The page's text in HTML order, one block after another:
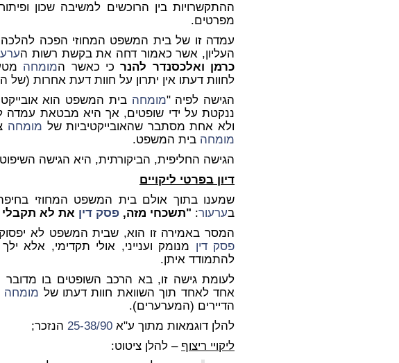
ההתקשרויות בין הרוכשים למשיבה שכון
מפרטים.
עמדה זו של בית המשפט המחוזי הפכה
העליון, אשר כאמור דחה את בקשת רשות ה
כרמן ואלכסנדר להנרכי כאשר המומחה
לחוות דעתו אין יתרון על חוות דעת אחרות (של
הגישה לפיה "מומחה בית המשפט הוא
ננקטת על ידי שופטים, אך היא מבטאת עמדה
ולא אחת מסתבר שהאובייקטיביות של מומחה
מומחה בית המשפט.
הגישה החליפית, הביקורתית, היא הגישה
דיון בפרטי ליקויים
שמענו בתוך אולם בית המשפט המחוזי
בערעור:
"תשכחי מזה, פסק דין את לא תקבלי
המסר באמירה זו הוא, שבית המשפט לא
פסק דין מנומק וענייני, אולי תקדימי, אלא
להתמודד איתן.
לעומת גישה זו, בא הרכב השופטים בו מדובר
אחד לאחד תוך השוואת חוות דעתו של מומחה
הדיירים (המערערים).
להלן דוגמאות מתוך ע"א 25-38/90 הנזכר;
ליקויי ריצוף – להלן ציטוט: